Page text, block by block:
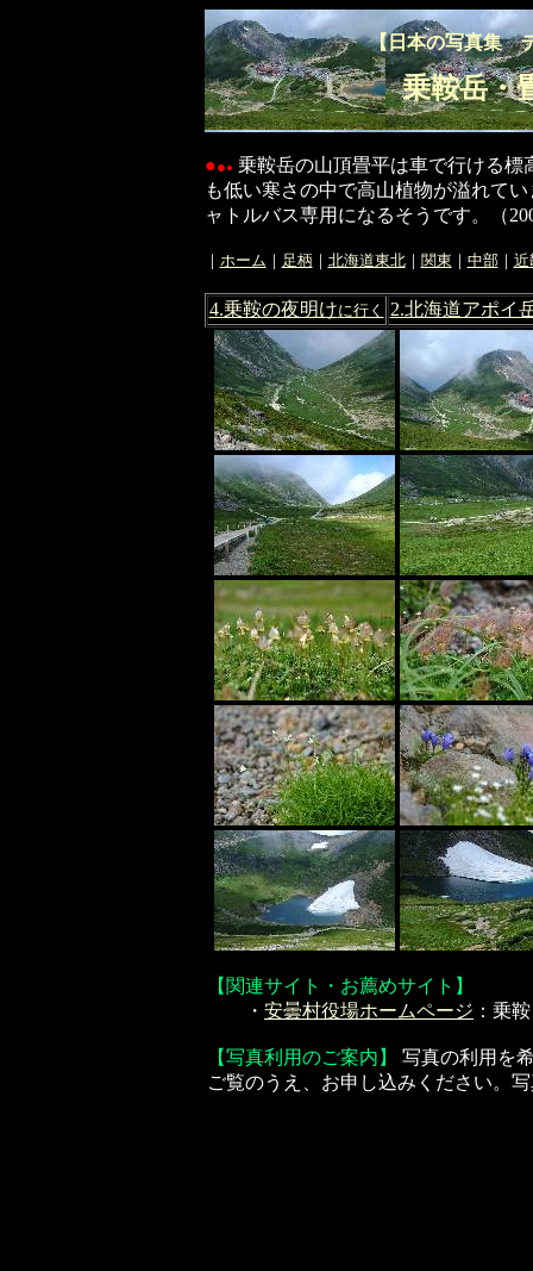
【日本の写真集
乗鞍岳・
●●● 乗鞍岳の山頂畳平は車で行ける標
も低い寒さの中で高山植物が溢れて
ャトルバス専用になるそうです。（
｜ ホーム ｜ 足柄｜ 北海道東北｜ 関東 ｜ 中部｜ 近
4.乗鞍の夜明けに行く 2.北海道アポイ
【関連サイト・お薦めサイト】
・ 安曇村役場ホームページ ：乗
【写真利用のご案内】
写真の利用を
ご覧のうえ、お申し込みください。